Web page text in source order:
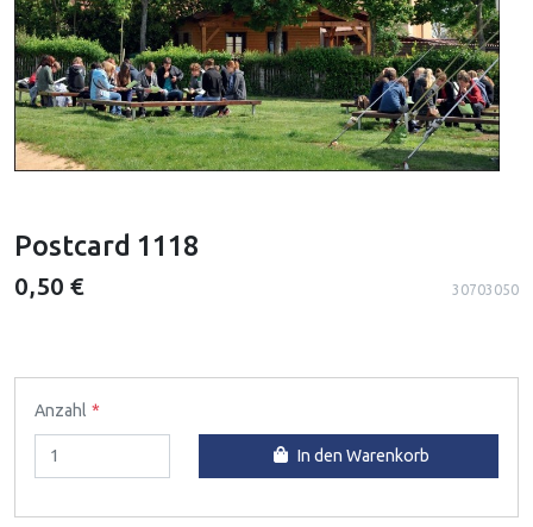
Postcard 1118
0,50 € 30703050
Anzahl
In den Warenkorb